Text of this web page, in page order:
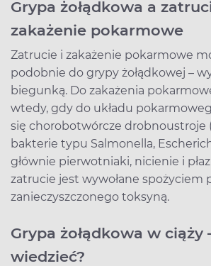
Grypa żołądkowa a
zakażenie pokarmowe
Zatrucie i zakażenie pokarmowe
podobnie do grypy żołądkowej –
biegunką. Do zakażenia
wtedy, gdy do układu
się chorobotwórcze drobnoustroje
bakterie typu Salmonella,
głównie pierwotniaki, nicienie i
zatrucie jest wywołane spożyciem
zanieczyszczonego toksyną.
Grypa żołądkowa w ciąży
wiedzieć?